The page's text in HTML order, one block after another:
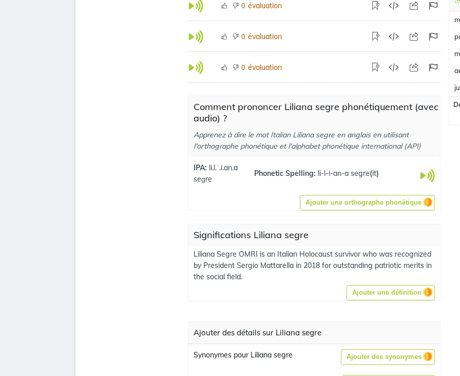
0 évaluation
0 évaluation
0 évaluation
Comment prononcer Liliana segre phonétiquement (avec
audio) ?
Apprenez à dire le mot Italian Liliana segre en anglais en utilisant
l'orthographe phonétique et l'alphabet phonétique international (API)
IPA: li.l.ˈ.i.an.a
seɡre
Phonetic Spelling: li-l-i-an-a segre(it)
Ajouter une orthographe phonétique
Significations Liliana segre
Liliana Segre OMRI is an Italian Holocaust survivor who was recognized
by President Sergio Mattarella in 2018 for outstanding patriotic merits in
the social field.
Ajouter une définition
Ajouter des détails sur Liliana segre
Synonymes pour Liliana segre Ajouter des synonymes